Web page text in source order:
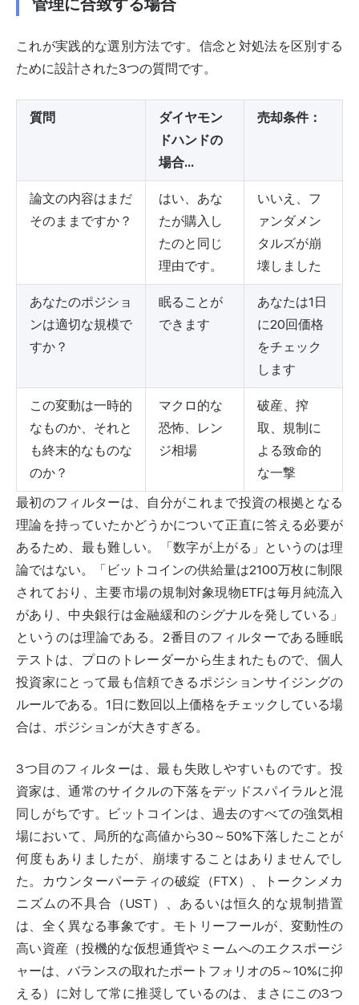
管理に合致する場合
これが実践的な選別方法です。信念と対処法を区別する
ために設計された3つの質問です。
質問
ダイヤモン
ドハンドの
場合...
売却条件：
論文の内容はまだ
そのままですか？
はい、あな
たが購入し
たのと同じ
理由です。
いいえ、フ
ァンダメン
タルズが崩
壊しました
あなたのポジショ
ンは適切な規模で
すか？
眠ることが
できます
あなたは1日
に20回価格
をチェック
します
この変動は一時的
なものか、それと
も終末的なものな
のか？
マクロ的な
恐怖、レン
ジ相場
破産、搾
取、規制に
よる致命的
な一撃
最初のフィルターは、自分がこれまで投資の根拠となる
理論を持っていたかどうかについて正直に答える必要が
あるため、最も難しい。「数字が上がる」というのは理
論ではない。「ビットコインの供給量は2100万枚に制限
されており、主要市場の規制対象現物ETFは毎月純流入
があり、中央銀行は金融緩和のシグナルを発している」
というのは理論である。2番目のフィルターである睡眠
テストは、プロのトレーダーから生まれたもので、個人
投資家にとって最も信頼できるポジションサイジングの
ルールである。1日に数回以上価格をチェックしている場
合は、ポジションが大きすぎる。
3つ目のフィルターは、最も失敗しやすいものです。投
資家は、通常のサイクルの下落をデッドスパイラルと混
同しがちです。ビットコインは、過去のすべての強気相
場において、局所的な高値から30～50%下落したことが
何度もありましたが、崩壊することはありませんでし
た。カウンターパーティの破綻（FTX）、トークンメカ
ニズムの不具合（UST）、あるいは恒久的な規制措置
は、全く異なる事象です。モトリーフールが、変動性の
高い資産（投機的な仮想通貨やミームへのエクスポージ
ャーは、バランスの取れたポートフォリオの5～10%に抑
える）に対して常に推奨しているのは、まさにこの3つ